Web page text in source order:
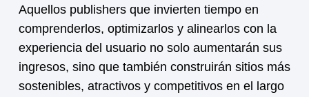
Aquellos publishers que invierten tiempo en
comprenderlos, optimizarlos y alinearlos con la
experiencia del usuario no solo aumentarán sus
ingresos, sino que también construirán sitios más
sostenibles, atractivos y competitivos en el largo